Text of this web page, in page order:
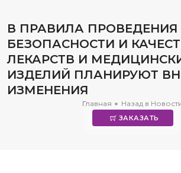
В ПРАВИЛА
БЕЗОПАСНОСТИ И
ЛЕКАРСТВ И
ИЗДЕЛИЙ ПЛАНИРУЮТ
ИЗМЕНЕНИЯ
Главная Назад в
ЗАКАЗАТЬ